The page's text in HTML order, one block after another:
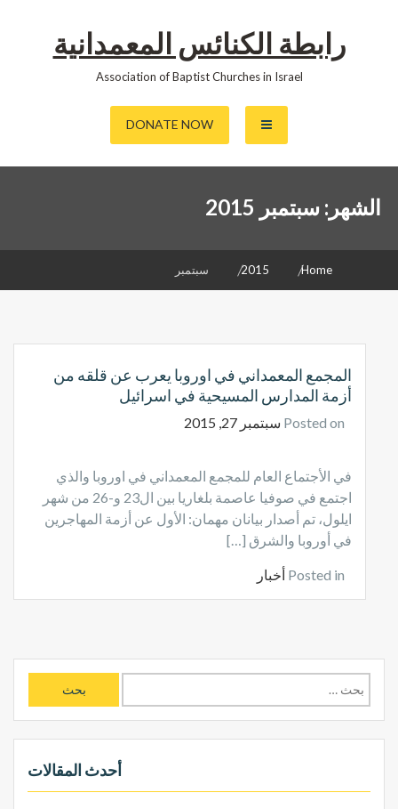
رابطة الكنائس المعمدانية
Association of Baptist Churches in Israel
DONATE NOW
الشهر: سبتمبر 2015
Home
2015 سبتمبر
المجمع المعمداني في اوروبا يعرب عن قلقه من
أزمة المدارس المسيحية في اسرائيل
Posted on سبتمبر 27, 2015
في الأجتماع العام للمجمع المعمداني في اوروبا والذي
اجتمع في صوفيا عاصمة بلغاريا بين ال23 و-26 من شهر
ايلول، تم أصدار بيانان مهمان: الأول عن أزمة المهاجرين
في أوروبا والشرق […]
Posted in أخبار
ل
ب
ع
أحدث المقالات